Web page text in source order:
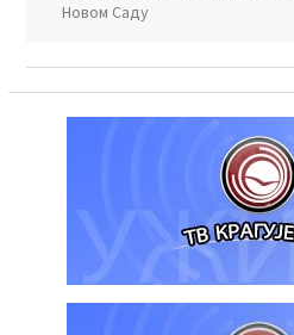
Новом Саду